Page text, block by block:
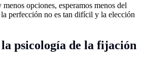
opciones, esperamos menos del
perfección no es tan difícil y la elección
psicología de la fijación